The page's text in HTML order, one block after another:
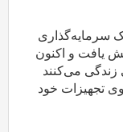
سرمایه‌گذاری
یافت و اکنون
می‌کنند
تجهیزات خود